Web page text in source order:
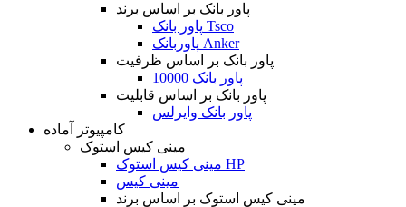
پاور بانک بر اساس برند
پاور بانک Tsco
پاوربانک Anker
پاور بانک بر اساس ظرفیت
پاور بانک 10000
پاور بانک بر اساس قابلیت
پاور بانک وایرلس
کامپیوتر آماده
مینی کیس استوک
مینی کیس استوک HP
مینی کیس
مینی کیس استوک بر اساس برند